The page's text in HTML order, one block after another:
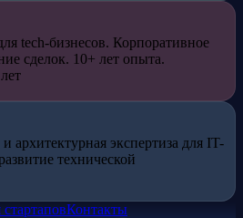
tech-бизнесов. Корпоративное
сделок. 10+ лет опыта.
архитектурная экспертиза для IT-
технической
Контакты